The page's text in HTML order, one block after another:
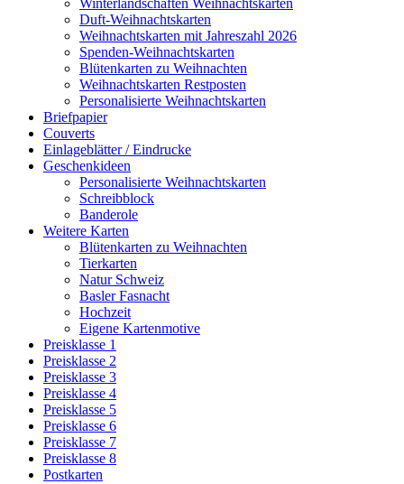
Winterlandschaften Weihnachtskarten
Duft-Weihnachtskarten
Weihnachtskarten mit Jahreszahl 2026
Spenden-Weihnachtskarten
Blütenkarten zu Weihnachten
Weihnachtskarten Restposten
Personalisierte Weihnachtskarten
Briefpapier
Couverts
Einlageblätter / Eindrucke
Geschenkideen
Personalisierte Weihnachtskarten
Schreibblock
Banderole
Weitere Karten
Blütenkarten zu Weihnachten
Tierkarten
Natur Schweiz
Basler Fasnacht
Hochzeit
Eigene Kartenmotive
Preisklasse 1
Preisklasse 2
Preisklasse 3
Preisklasse 4
Preisklasse 5
Preisklasse 6
Preisklasse 7
Preisklasse 8
Postkarten